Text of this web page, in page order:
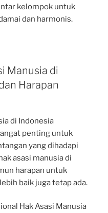
kelompok untuk
dan harmonis.
Manusia di
Harapan
di Indonesia
penting untuk
yang dihadapi
asasi manusia di
harapan untuk
baik juga tetap ada.
Hak Asasi Manusia